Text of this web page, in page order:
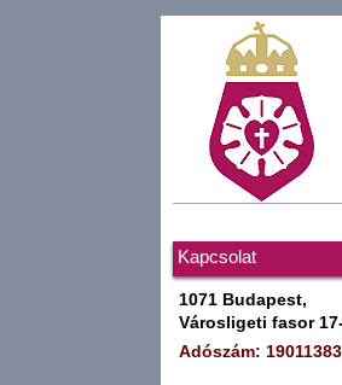
Kapcsolat
1071 Budapest,
Városligeti fasor
Adószám: